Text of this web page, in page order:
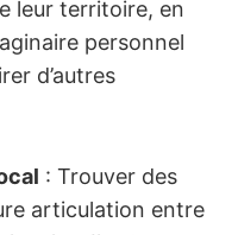
leur territoire, en
personnel
d’autres
: Trouver des
articulation entre